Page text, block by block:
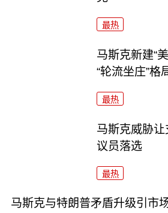
最热
马斯克新建“
“轮流坐庄”格
最热
马斯克威胁让
议员落选
最热
马斯克与特朗普矛盾升级引市